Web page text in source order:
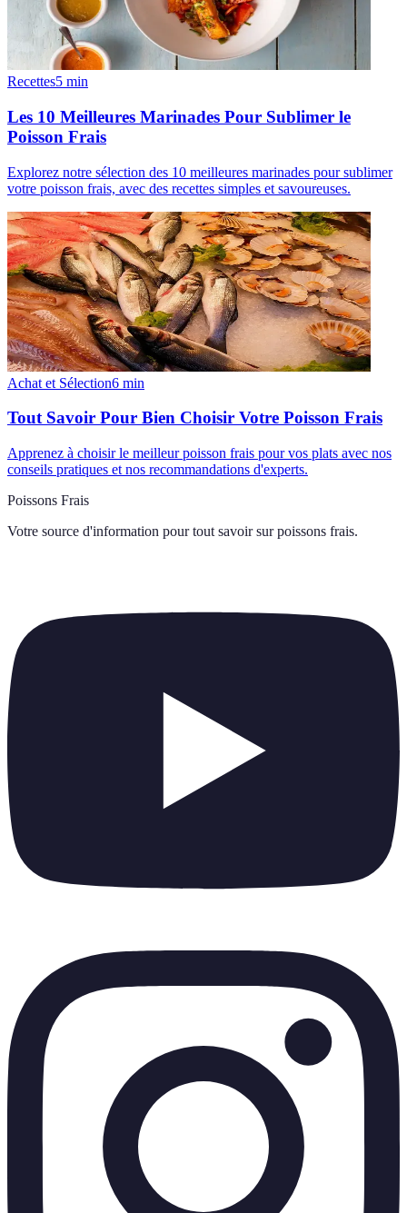
Recettes5 min
Les 10 Meilleures Marinades Pour Sublimer le
Poisson Frais
Explorez notre sélection des 10 meilleures marinades pour sublimer
votre poisson frais, avec des recettes simples et savoureuses.
Achat et Sélection6 min
Tout Savoir Pour Bien Choisir Votre Poisson Frais
Apprenez à choisir le meilleur poisson frais pour vos plats avec nos
conseils pratiques et nos recommandations d'experts.
Poissons Frais
Votre source d'information pour tout savoir sur poissons frais.